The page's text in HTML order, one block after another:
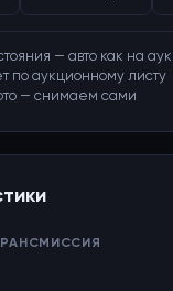
— авто как на
по аукционному листу
— снимаем сами